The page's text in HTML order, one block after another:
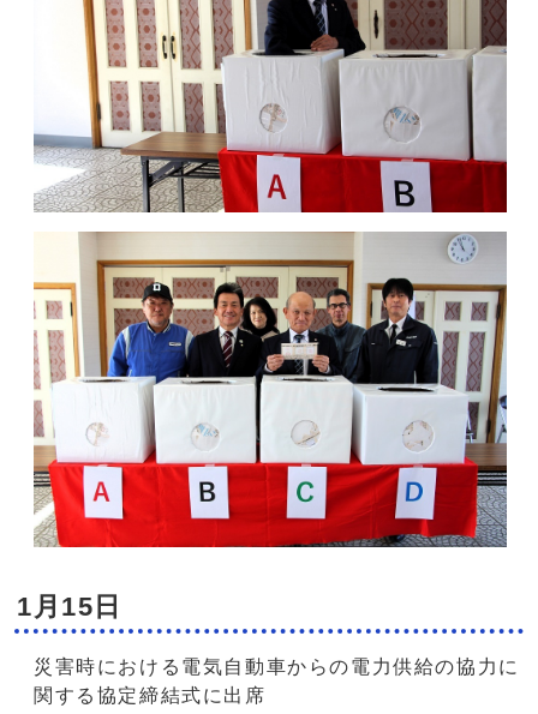
1月15日
災害時における電気自動車からの電力供給の協力に
関する協定締結式に出席